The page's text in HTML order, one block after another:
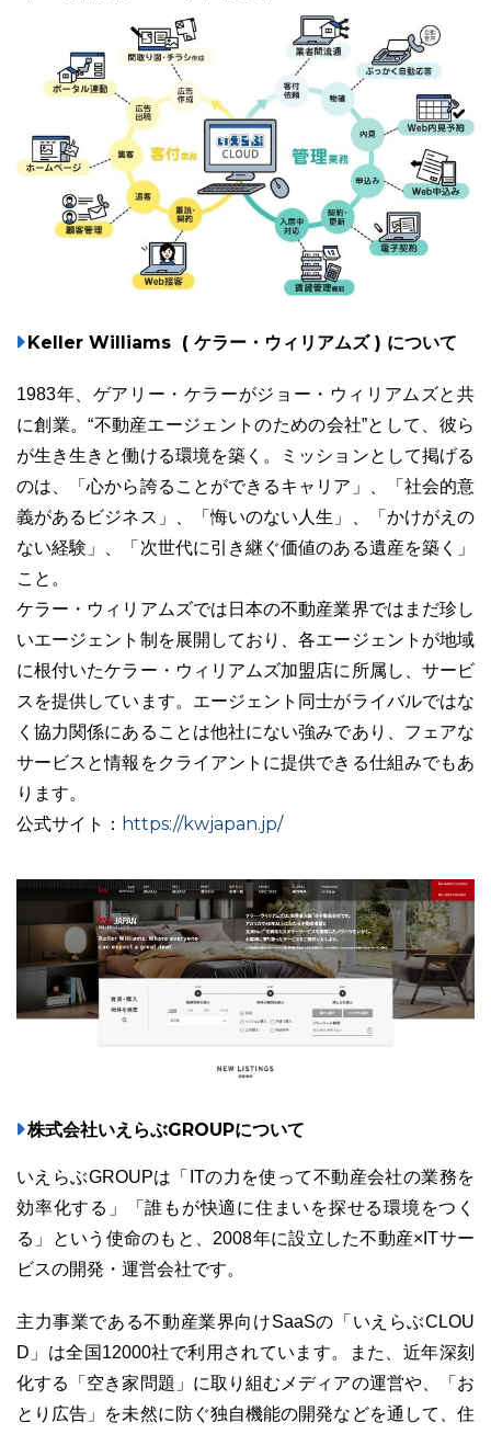
Keller Williams ( ケラー・ウィリアムズ ) について
1983年、ゲアリー・ケラーがジョー・ウィリアムズと共
に創業。“不動産エージェントのための会社”として、彼ら
が生き生きと働ける環境を築く。ミッションとして掲げる
のは、「心から誇ることができるキャリア」、「社会的意
義があるビジネス」、「悔いのない人生」、「かけがえの
ない経験」、「次世代に引き継ぐ価値のある遺産を築く」
こと。
ケラー・ウィリアムズでは日本の不動産業界ではまだ珍し
いエージェント制を展開しており、各エージェントが地域
に根付いたケラー・ウィリアムズ加盟店に所属し、サービ
スを提供しています。エージェント同士がライバルではな
く協力関係にあることは他社にない強みであり、フェアな
サービスと情報をクライアントに提供できる仕組みでもあ
ります。
公式サイト： https://kwjapan.jp/
株式会社いえらぶGROUPについて
いえらぶGROUPは「ITの力を使って不動産会社の業務を
効率化する」「誰もが快適に住まいを探せる環境をつく
る」という使命のもと、2008年に設立した不動産×ITサー
ビスの開発・運営会社です。
主力事業である不動産業界向けSaaSの「いえらぶCLOU
D」は全国12000社で利用されています。また、近年深刻
化する「空き家問題」に取り組むメディアの運営や、「お
とり広告」を未然に防ぐ独自機能の開発などを通して、住